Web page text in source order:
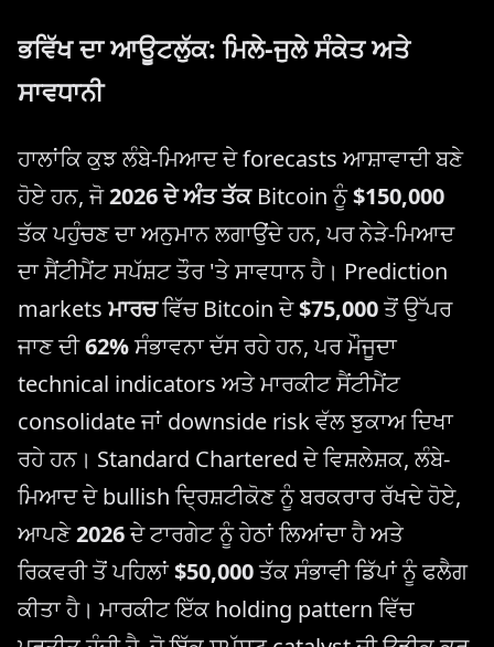
ਭਵਿੱਖ ਦਾ ਆਊਟਲੁੱਕ: ਮਿਲੇ-ਜੁਲੇ ਸੰਕੇਤ ਅਤੇ
ਸਾਵਧਾਨੀ
ਹਾਲਾਂਕਿ ਕੁਝ ਲੰਬੇ-ਮਿਆਦ ਦੇ forecasts ਆਸ਼ਾਵਾਦੀ ਬਣੇ
ਹੋਏ ਹਨ, ਜੋ2026 ਦੇ ਅੰਤ ਤੱਕBitcoin ਨੂੰ$150,000
ਤੱਕ ਪਹੁੰਚਣ ਦਾ ਅਨੁਮਾਨ ਲਗਾਉਂਦੇ ਹਨ, ਪਰ ਨੇੜੇ-ਮਿਆਦ
ਦਾ ਸੈਂਟੀਮੈਂਟ ਸਪੱਸ਼ਟ ਤੌਰ 'ਤੇ ਸਾਵਧਾਨ ਹੈ। Prediction
marketsਮਾਰਚਵਿੱਚ Bitcoin ਦੇ$75,000ਤੋਂ ਉੱਪਰ
ਜਾਣ ਦੀ62%ਸੰਭਾਵਨਾ ਦੱਸ ਰਹੇ ਹਨ, ਪਰ ਮੌਜੂਦਾ
technical indicators ਅਤੇ ਮਾਰਕੀਟ ਸੈਂਟੀਮੈਂਟ
consolidate ਜਾਂ downside risk ਵੱਲ ਝੁਕਾਅ ਦਿਖਾ
ਰਹੇ ਹਨ। Standard Chartered ਦੇ ਵਿਸ਼ਲੇਸ਼ਕ, ਲੰਬੇ-
ਮਿਆਦ ਦੇ bullish ਦ੍ਰਿਸ਼ਟੀਕੋਣ ਨੂੰ ਬਰਕਰਾਰ ਰੱਖਦੇ ਹੋਏ,
ਆਪਣੇ2026ਦੇ ਟਾਰਗੇਟ ਨੂੰ ਹੇਠਾਂ ਲਿਆਂਦਾ ਹੈ ਅਤੇ
ਰਿਕਵਰੀ ਤੋਂ ਪਹਿਲਾਂ$50,000ਤੱਕ ਸੰਭਾਵੀ ਡਿੱਪਾਂ ਨੂੰ ਫਲੈਗ
ਕੀਤਾ ਹੈ। ਮਾਰਕੀਟ ਇੱਕ holding pattern ਵਿੱਚ